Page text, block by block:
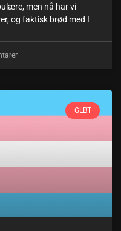
men nå har vi
og faktisk brød med I
GLBT